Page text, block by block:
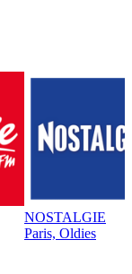
NOSTALGIE
Paris, Oldies